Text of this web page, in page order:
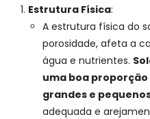
Estrutura Física:
A estrutura física do
porosidade, afeta a
água e nutrientes.
uma boa
grandes e
adequada e